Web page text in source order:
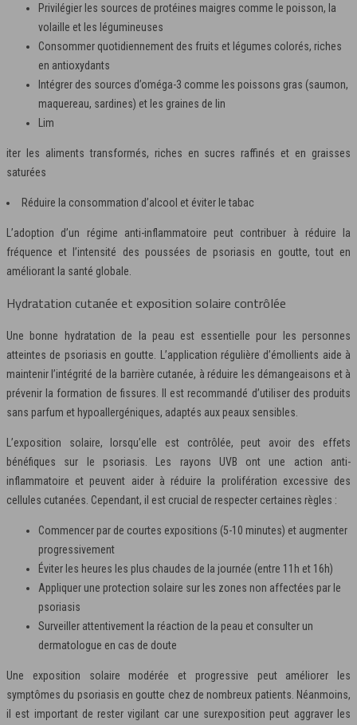
Privilégier les sources de protéines maigres comme le poisson, la
volaille et les légumineuses
Consommer quotidiennement des fruits et légumes colorés, riches
en antioxydants
Intégrer des sources d’oméga-3 comme les poissons gras (saumon,
maquereau, sardines) et les graines de lin
Lim
iter les aliments transformés, riches en sucres raffinés et en graisses
saturées
Réduire la consommation d’alcool et éviter le tabac
L’adoption d’un régime anti-inflammatoire peut contribuer à réduire la
fréquence et l’intensité des poussées de psoriasis en goutte, tout en
améliorant la santé globale.
Hydratation cutanée et exposition solaire contrôlée
Une bonne hydratation de la peau est essentielle pour les personnes
atteintes de psoriasis en goutte. L’application régulière d’émollients aide à
maintenir l’intégrité de la barrière cutanée, à réduire les démangeaisons et à
prévenir la formation de fissures. Il est recommandé d’utiliser des produits
sans parfum et hypoallergéniques, adaptés aux peaux sensibles.
L’exposition solaire, lorsqu’elle est contrôlée, peut avoir des effets
bénéfiques sur le psoriasis. Les rayons UVB ont une action anti-
inflammatoire et peuvent aider à réduire la prolifération excessive des
cellules cutanées. Cependant, il est crucial de respecter certaines règles :
Commencer par de courtes expositions (5-10 minutes) et augmenter
progressivement
Éviter les heures les plus chaudes de la journée (entre 11h et 16h)
Appliquer une protection solaire sur les zones non affectées par le
psoriasis
Surveiller attentivement la réaction de la peau et consulter un
dermatologue en cas de doute
Une exposition solaire modérée et progressive peut améliorer les
symptômes du psoriasis en goutte chez de nombreux patients. Néanmoins,
il est important de rester vigilant car une surexposition peut aggraver les